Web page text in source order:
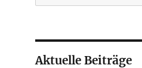
Aktuelle Beiträge